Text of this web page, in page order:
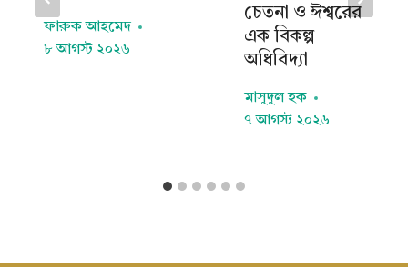
ফারুক আহমেদ
৮ আগস্ট ২০২৬
চেতনা ও ঈশ্বরের
এক বিকল্প
অধিবিদ্যা
মাসুদুল হক
৭ আগস্ট ২০২৬